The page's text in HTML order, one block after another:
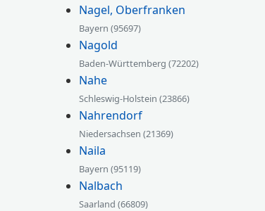
Nagel, Oberfranken
Bayern (95697)
Nagold
Baden-Württemberg (72202)
Nahe
Schleswig-Holstein (23866)
Nahrendorf
Niedersachsen (21369)
Naila
Bayern (95119)
Nalbach
Saarland (66809)